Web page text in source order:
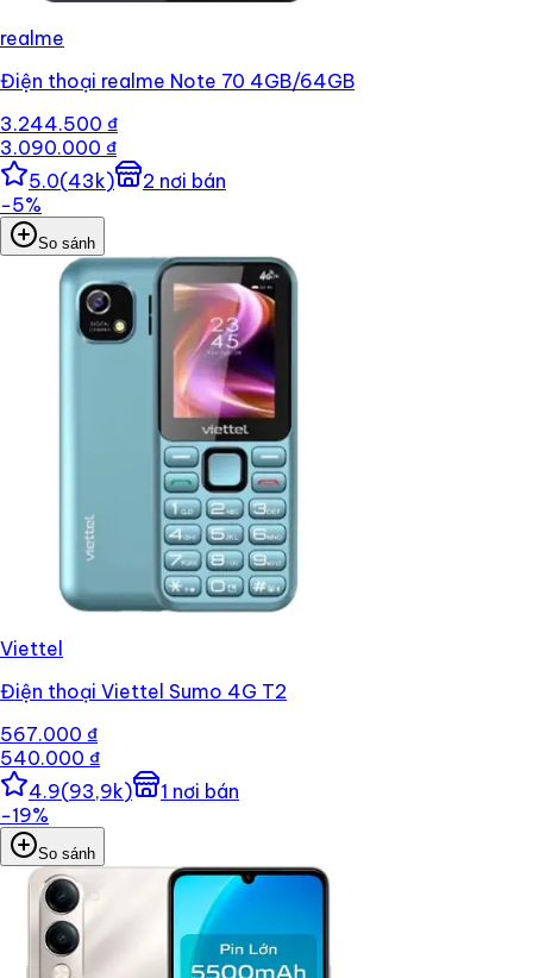
realme
Điện thoại realme Note 70 4GB/64GB
3.244.500 ₫
3.090.000 ₫
5.0(43k) 2 nơi bán
−5%
So sánh
Viettel
Điện thoại Viettel Sumo 4G T2
567.000 ₫
540.000 ₫
4.9(93,9k) 1 nơi bán
−19%
So sánh